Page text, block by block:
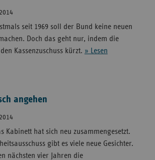
seit 1969 soll der Bund keine neuen
Doch das geht nur, indem die
Kassenzuschuss kürzt. » Lesen
angehen
Kabinett hat sich neu zusammengesetzt.
gibt es viele neue Gesichter.
nächsten vier Jahren die